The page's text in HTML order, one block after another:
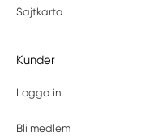
Sajtkarta
Kunder
Logga in
Bli medlem